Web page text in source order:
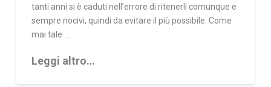
tanti anni si è caduti nell’errore di ritenerli comunque e
sempre nocivi, quindi da evitare il più possibile. Come
mai tale …
Leggi altro…